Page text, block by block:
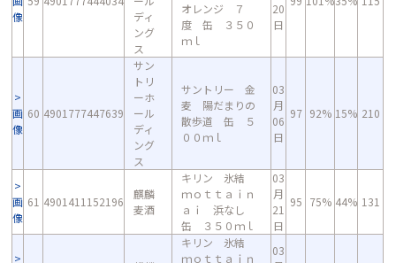
像
ディ
ング
ス
オレンジ ７
度 缶 ３５０
ｍｌ
20
日
画
像
60 4901777447639
サン
トリ
ーホ
ール
ディ
ング
ス
サントリー 金
麦 陽だまりの
散歩道 缶 ５
００ｍｌ
03
月
06
日
97 92% 15% 210
画
像
61 4901411152196
麒麟
麦酒
キリン 氷結
ｍｏｔｔａｉｎ
ａｉ 浜なし
缶 ３５０ｍｌ
03
月
21
日
95 75% 44% 131
キリン 氷結
ｍｏｔｔａｉｎ
03